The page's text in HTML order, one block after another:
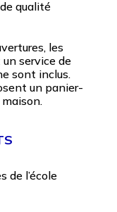
qualité
les
service de
sont inclus.
un panier-
de l’école